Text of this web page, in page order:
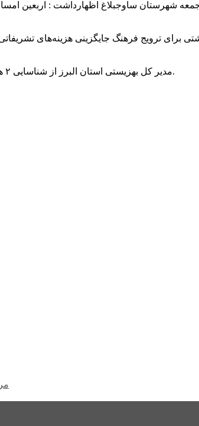
برای ترویج فرهنگ جایگزینی هزینه‌های
مدیر کل بهزیستی استان البرز از شناسایی ۲ هزار و ۴۰۰ کودک دارای اختلالات بینایی در این استان خبر داد.